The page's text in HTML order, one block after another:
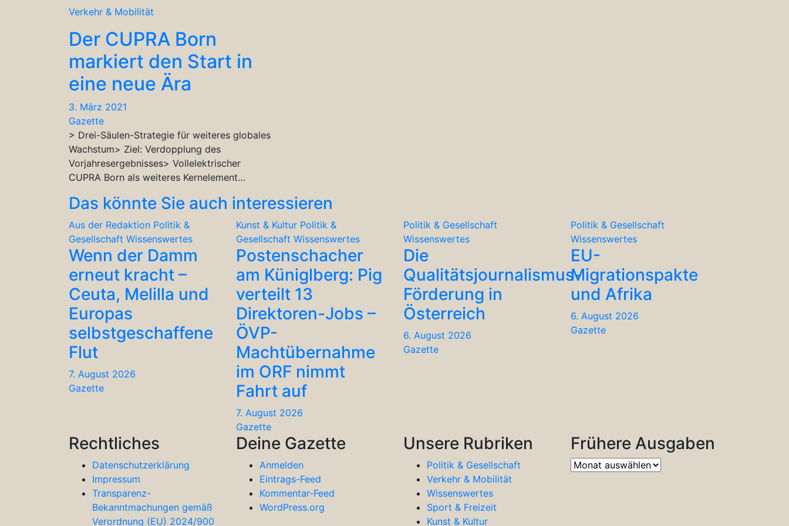
Verkehr & Mobilität
Der CUPRA Born
markiert den Start in
eine neue Ära
3. März 2021
Gazette
> Drei-Säulen-Strategie für weiteres globales
Wachstum> Ziel: Verdopplung des
Vorjahresergebnisses> Vollelektrischer
CUPRA Born als weiteres Kernelement…
Das könnte Sie auch interessieren
Aus der Redaktion Politik &
Gesellschaft Wissenswertes
Wenn der Damm
erneut kracht –
Ceuta, Melilla und
Europas
selbstgeschaffene
Flut
7. August 2026
Gazette
Kunst & Kultur Politik &
Gesellschaft Wissenswertes
Postenschacher
am Küniglberg: Pig
verteilt 13
Direktoren-Jobs –
ÖVP-
Machtübernahme
im ORF nimmt
Fahrt auf
7. August 2026
Gazette
Politik & Gesellschaft
Wissenswertes
Die
Qualitätsjournalismus-
Förderung in
Österreich
6. August 2026
Gazette
Politik & Gesellschaft
Wissenswertes
EU-
Migrationspakte
und Afrika
6. August 2026
Gazette
Rechtliches
Datenschutzerklärung
Impressum
Transparenz-
Bekanntmachungen gemäß
Verordnung (EU) 2024/900
Deine Gazette
Anmelden
Eintrags-Feed
Kommentar-Feed
WordPress.org
Unsere Rubriken
Politik & Gesellschaft
Verkehr & Mobilität
Wissenswertes
Sport & Freizeit
Kunst & Kultur
Frühere Ausgaben
Frühere